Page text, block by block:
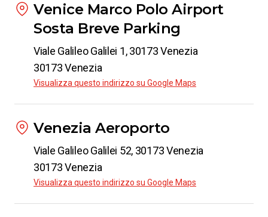
Venice Marco Polo Airport
Sosta Breve Parking
Viale Galileo Galilei 1, 30173 Venezia
30173 Venezia
Visualizza questo indirizzo su Google Maps
Venezia Aeroporto
Viale Galileo Galilei 52, 30173 Venezia
30173 Venezia
Visualizza questo indirizzo su Google Maps